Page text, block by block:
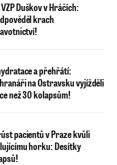
Duškov v Hráčích:
krach
a přehřátí:
na Ostravsku vyjížděli
než 30 kolapsům!
pacientů v Praze kvůli
horku: Desítky